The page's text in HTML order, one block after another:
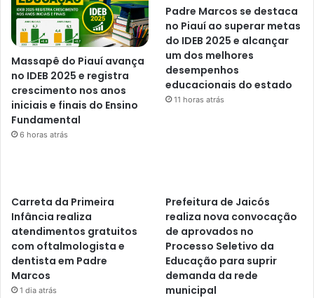
Massapê do Piauí avança
no IDEB 2025 e registra
crescimento nos anos
iniciais e finais do Ensino
Fundamental
6 horas atrás
Padre Marcos se destaca
no Piauí ao superar metas
do IDEB 2025 e alcançar
um dos melhores
desempenhos
educacionais do estado
11 horas atrás
Carreta da Primeira
Infância realiza
atendimentos gratuitos
com oftalmologista e
dentista em Padre
Marcos
1 dia atrás
Prefeitura de Jaicós
realiza nova convocação
de aprovados no
Processo Seletivo da
Educação para suprir
demanda da rede
municipal